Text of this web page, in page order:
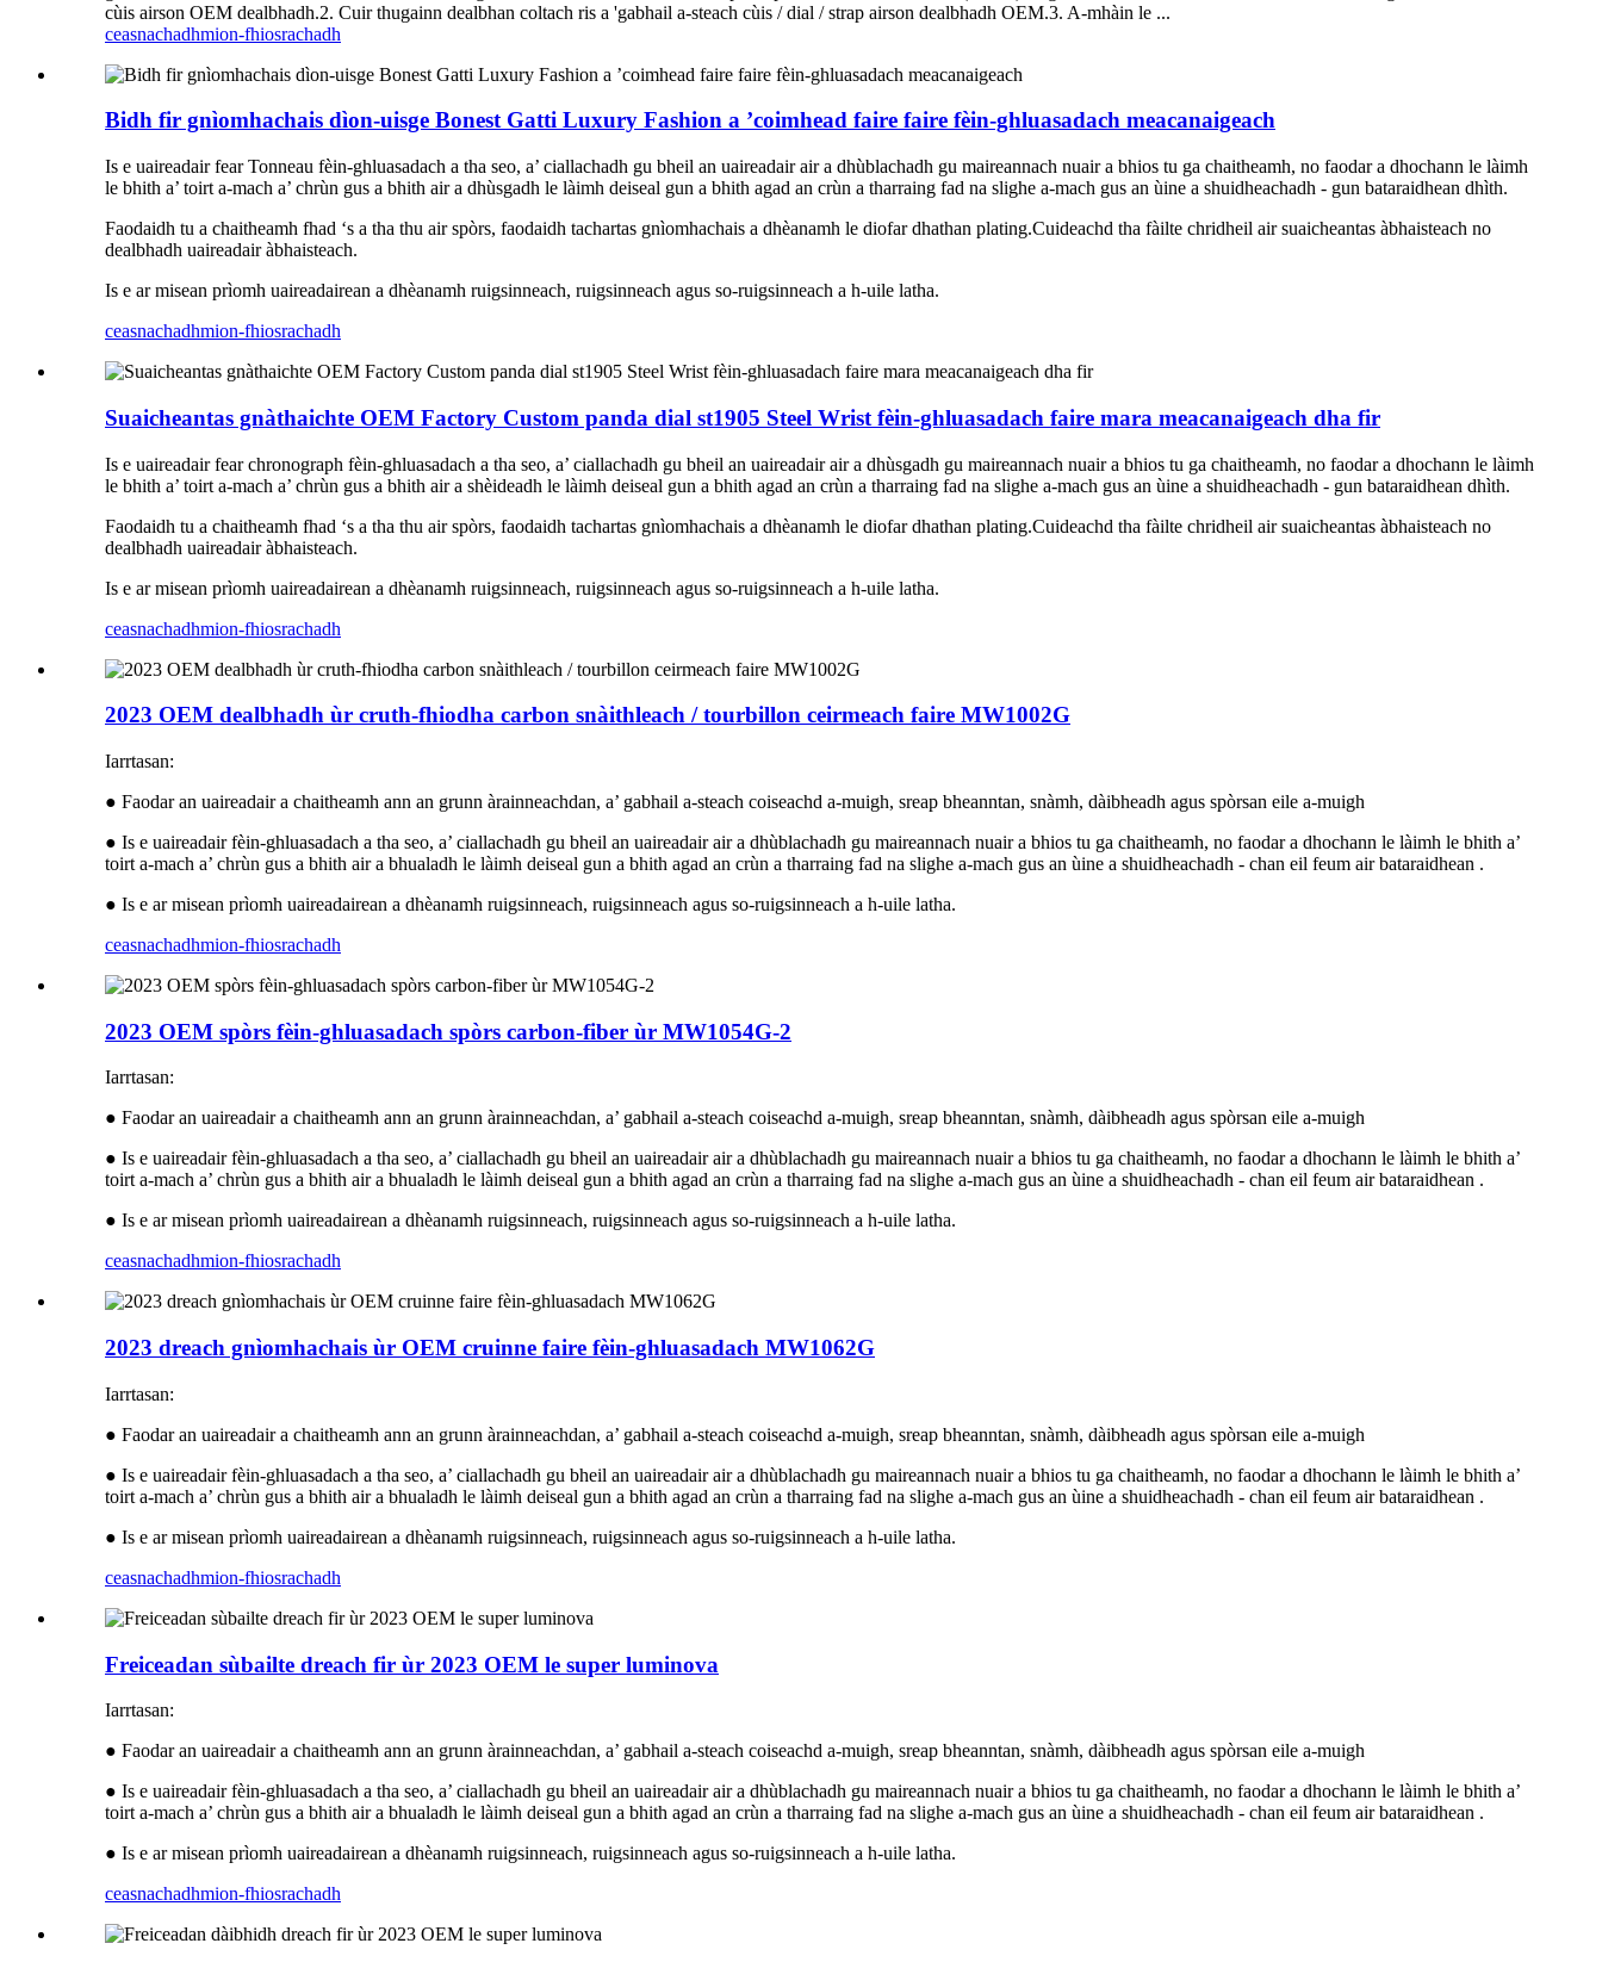
cùis airson OEM dealbhadh.2. Cuir thugainn dealbhan coltach ris a 'gabhail a-steach cùis / dial / strap airson dealbhadh OEM.3. A-mhàin le ...
ceasnachadhmion-fhiosrachadh
Bidh fir gnìomhachais dìon-uisge Bonest Gatti Luxury Fashion a ’coimhead faire faire fèin-ghluasadach meacanaigeach
Is e uaireadair fear Tonneau fèin-ghluasadach a tha seo, a’ ciallachadh gu bheil an uaireadair air a dhùblachadh gu maireannach nuair a bhios tu ga chaitheamh, no faodar a dhochann le làimh
le bhith a’ toirt a-mach a’ chrùn gus a bhith air a dhùsgadh le làimh deiseal gun a bhith agad an crùn a tharraing fad na slighe a-mach gus an ùine a shuidheachadh - gun bataraidhean dhìth.
Faodaidh tu a chaitheamh fhad ‘s a tha thu air spòrs, faodaidh tachartas gnìomhachais a dhèanamh le diofar dhathan plating.Cuideachd tha fàilte chridheil air suaicheantas àbhaisteach no
dealbhadh uaireadair àbhaisteach.
Is e ar misean prìomh uaireadairean a dhèanamh ruigsinneach, ruigsinneach agus so-ruigsinneach a h-uile latha.
ceasnachadhmion-fhiosrachadh
Suaicheantas gnàthaichte OEM Factory Custom panda dial st1905 Steel Wrist fèin-ghluasadach faire mara meacanaigeach dha fir
Is e uaireadair fear chronograph fèin-ghluasadach a tha seo, a’ ciallachadh gu bheil an uaireadair air a dhùsgadh gu maireannach nuair a bhios tu ga chaitheamh, no faodar a dhochann le làimh
le bhith a’ toirt a-mach a’ chrùn gus a bhith air a shèideadh le làimh deiseal gun a bhith agad an crùn a tharraing fad na slighe a-mach gus an ùine a shuidheachadh - gun bataraidhean dhìth.
Faodaidh tu a chaitheamh fhad ‘s a tha thu air spòrs, faodaidh tachartas gnìomhachais a dhèanamh le diofar dhathan plating.Cuideachd tha fàilte chridheil air suaicheantas àbhaisteach no
dealbhadh uaireadair àbhaisteach.
Is e ar misean prìomh uaireadairean a dhèanamh ruigsinneach, ruigsinneach agus so-ruigsinneach a h-uile latha.
ceasnachadhmion-fhiosrachadh
2023 OEM dealbhadh ùr cruth-fhiodha carbon snàithleach / tourbillon ceirmeach faire MW1002G
Iarrtasan:
● Faodar an uaireadair a chaitheamh ann an grunn àrainneachdan, a’ gabhail a-steach coiseachd a-muigh, sreap bheanntan, snàmh, dàibheadh ​​​​agus spòrsan eile a-muigh
● Is e uaireadair fèin-ghluasadach a tha seo, a’ ciallachadh gu bheil an uaireadair air a dhùblachadh gu maireannach nuair a bhios tu ga chaitheamh, no faodar a dhochann le làimh le bhith a’
toirt a-mach a’ chrùn gus a bhith air a bhualadh le làimh deiseal gun a bhith agad an crùn a tharraing fad na slighe a-mach gus an ùine a shuidheachadh - chan eil feum air bataraidhean .
● Is e ar misean prìomh uaireadairean a dhèanamh ruigsinneach, ruigsinneach agus so-ruigsinneach a h-uile latha.
ceasnachadhmion-fhiosrachadh
2023 OEM spòrs fèin-ghluasadach spòrs carbon-fiber ùr MW1054G-2
Iarrtasan:
● Faodar an uaireadair a chaitheamh ann an grunn àrainneachdan, a’ gabhail a-steach coiseachd a-muigh, sreap bheanntan, snàmh, dàibheadh ​​​​agus spòrsan eile a-muigh
● Is e uaireadair fèin-ghluasadach a tha seo, a’ ciallachadh gu bheil an uaireadair air a dhùblachadh gu maireannach nuair a bhios tu ga chaitheamh, no faodar a dhochann le làimh le bhith a’
toirt a-mach a’ chrùn gus a bhith air a bhualadh le làimh deiseal gun a bhith agad an crùn a tharraing fad na slighe a-mach gus an ùine a shuidheachadh - chan eil feum air bataraidhean .
● Is e ar misean prìomh uaireadairean a dhèanamh ruigsinneach, ruigsinneach agus so-ruigsinneach a h-uile latha.
ceasnachadhmion-fhiosrachadh
2023 dreach gnìomhachais ùr OEM cruinne faire fèin-ghluasadach MW1062G
Iarrtasan:
● Faodar an uaireadair a chaitheamh ann an grunn àrainneachdan, a’ gabhail a-steach coiseachd a-muigh, sreap bheanntan, snàmh, dàibheadh ​​​​agus spòrsan eile a-muigh
● Is e uaireadair fèin-ghluasadach a tha seo, a’ ciallachadh gu bheil an uaireadair air a dhùblachadh gu maireannach nuair a bhios tu ga chaitheamh, no faodar a dhochann le làimh le bhith a’
toirt a-mach a’ chrùn gus a bhith air a bhualadh le làimh deiseal gun a bhith agad an crùn a tharraing fad na slighe a-mach gus an ùine a shuidheachadh - chan eil feum air bataraidhean .
● Is e ar misean prìomh uaireadairean a dhèanamh ruigsinneach, ruigsinneach agus so-ruigsinneach a h-uile latha.
ceasnachadhmion-fhiosrachadh
Freiceadan sùbailte dreach fir ùr 2023 OEM le super luminova
Iarrtasan:
● Faodar an uaireadair a chaitheamh ann an grunn àrainneachdan, a’ gabhail a-steach coiseachd a-muigh, sreap bheanntan, snàmh, dàibheadh ​​​​agus spòrsan eile a-muigh
● Is e uaireadair fèin-ghluasadach a tha seo, a’ ciallachadh gu bheil an uaireadair air a dhùblachadh gu maireannach nuair a bhios tu ga chaitheamh, no faodar a dhochann le làimh le bhith a’
toirt a-mach a’ chrùn gus a bhith air a bhualadh le làimh deiseal gun a bhith agad an crùn a tharraing fad na slighe a-mach gus an ùine a shuidheachadh - chan eil feum air bataraidhean .
● Is e ar misean prìomh uaireadairean a dhèanamh ruigsinneach, ruigsinneach agus so-ruigsinneach a h-uile latha.
ceasnachadhmion-fhiosrachadh